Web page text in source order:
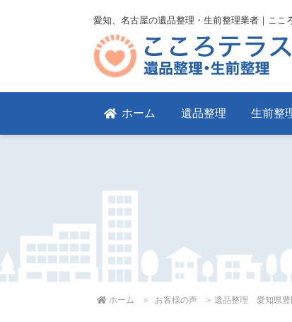
愛知、名古屋の遺品整理・生前整理業者｜ここ
ホーム 遺品整理 生前整
ホーム お客様の声 遺品整理 愛知県